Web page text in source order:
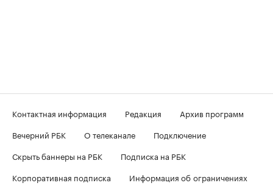
Контактная информация Редакция
Архив программ
Вечерний РБК
О телеканале
Подключение
Скрыть баннеры на РБК
Подписка на РБК
Корпоративная подписка
Информация об ограничениях